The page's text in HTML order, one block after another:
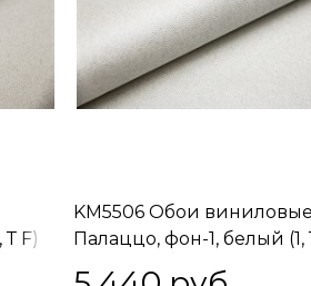
F)
KM5506 Обои
Палаццо, фон-1, белый (1,
ВНИМАНИЕ!